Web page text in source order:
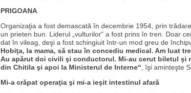
PRIGOANA
Organizaţia a fost demascată în decembrie 1954, prin
un prieten bun. Liderul „vulturilor“ a fost prins în tren. Doar
dat în vileag, deşi a fost schingiuit într-un mod greu de
Hobiţa, la mama, să stau în concediu medical. Am luat
Au apărut doi civili şi conductorul. Mi-au cerut biletul şi
din Chitila şi apoi la Ministerul de Interne“ , îşi aminteşte
Mi-a crăpat operaţia şi mi-a ieşit intestinul afară